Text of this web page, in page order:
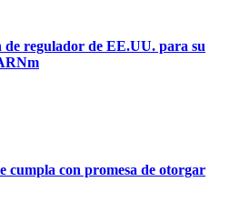
regulador de EE.UU. para su
cumpla con promesa de otorgar